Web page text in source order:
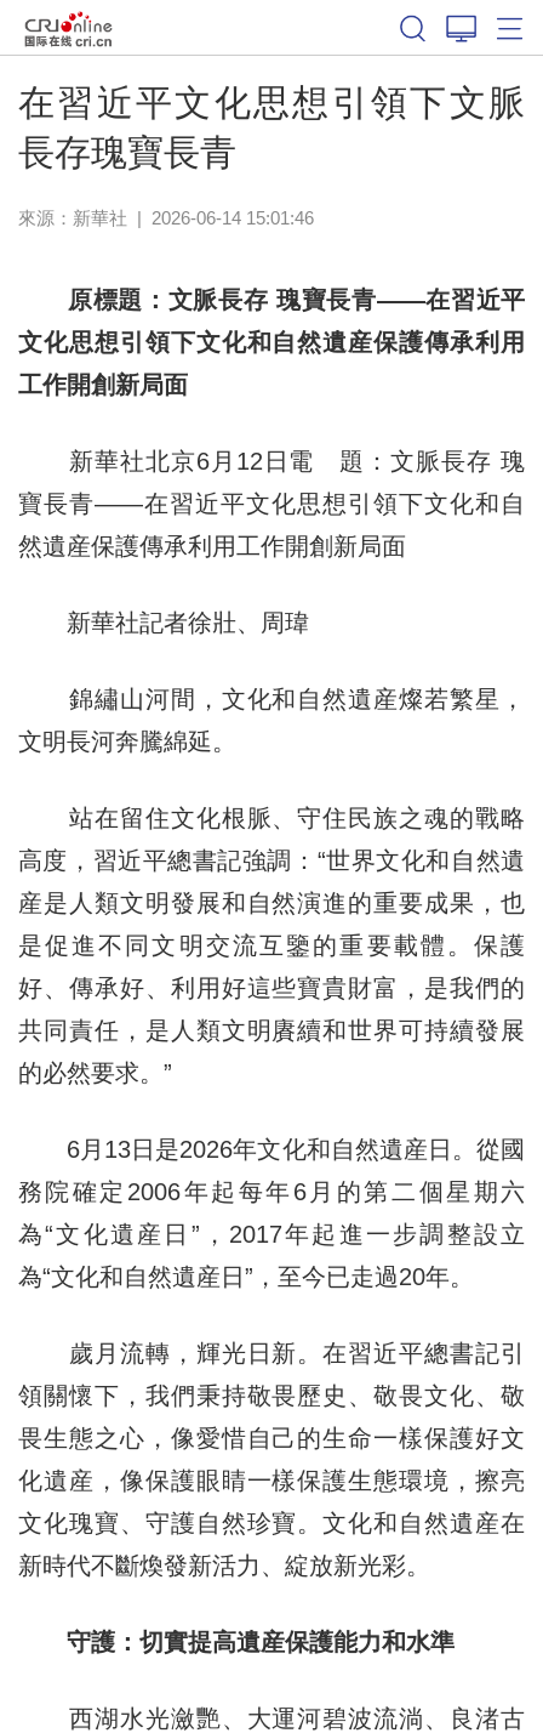
在習近平文化思想引領下文脈
長存瑰寶長青
來源： 新華社 | 2026-06-14 15:01:46
原標題：文脈長存 瑰寶長青——在習近平
文化思想引領下文化和自然遺産保護傳承利用
工作開創新局面
新華社北京6月12日電 題：文脈長存 瑰
寶長青——在習近平文化思想引領下文化和自
然遺産保護傳承利用工作開創新局面
新華社記者徐壯、周瑋
錦繡山河間，文化和自然遺産燦若繁星，
文明長河奔騰綿延。
站在留住文化根脈、守住民族之魂的戰略
高度，習近平總書記強調：“世界文化和自然遺
産是人類文明發展和自然演進的重要成果，也
是促進不同文明交流互鑒的重要載體。保護
好、傳承好、利用好這些寶貴財富，是我們的
共同責任，是人類文明賡續和世界可持續發展
的必然要求。”
6月13日是2026年文化和自然遺産日。從國
務院確定2006年起每年6月的第二個星期六
為“文化遺産日”，2017年起進一步調整設立
為“文化和自然遺産日”，至今已走過20年。
歲月流轉，輝光日新。在習近平總書記引
領關懷下，我們秉持敬畏歷史、敬畏文化、敬
畏生態之心，像愛惜自己的生命一樣保護好文
化遺産，像保護眼睛一樣保護生態環境，擦亮
文化瑰寶、守護自然珍寶。文化和自然遺産在
新時代不斷煥發新活力、綻放新光彩。
守護：切實提高遺産保護能力和水準
西湖水光瀲艷、大運河碧波流淌、良渚古